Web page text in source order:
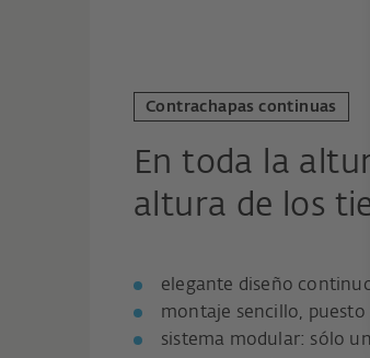
Contrachapas continuas
En toda la
altura de los
elegante diseño
montaje sencillo, puesto
sistema modular: sólo